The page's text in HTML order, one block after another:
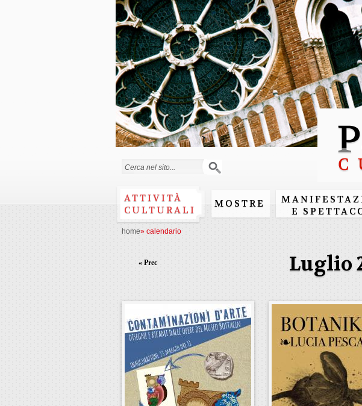
Form di ricerca
ATTIVITÀ
CULTURALI
MOSTRE
E
home» calendario
Luglio
« Prec